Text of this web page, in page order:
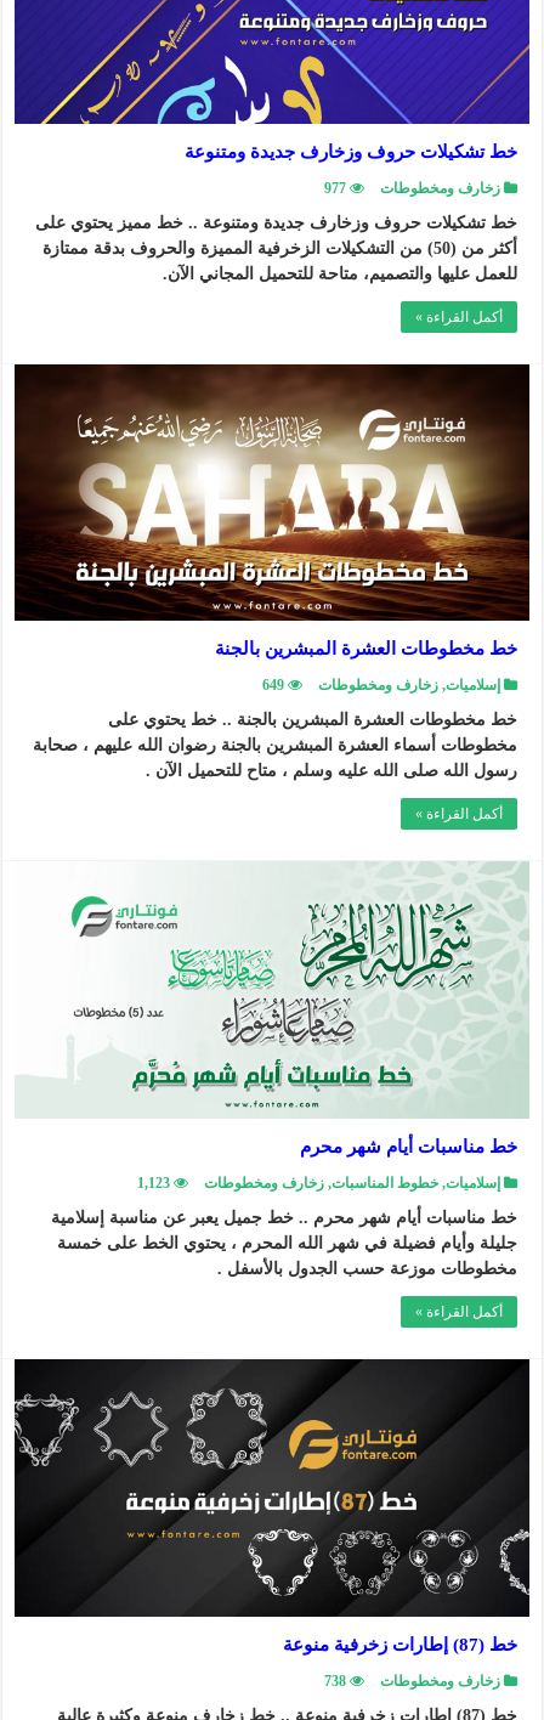
خط تشكيلات حروف وزخارف جديدة ومتنوعة
زخارف ومخطوطات 977
خط تشكيلات حروف وزخارف جديدة ومتنوعة .. خط مميز يحتوي على
أكثر من (50) من التشكيلات الزخرفية المميزة والحروف بدقة ممتازة
للعمل عليها والتصميم، متاحة للتحميل المجاني الآن.
أكمل القراءة »
خط مخطوطات العشرة المبشرين بالجنة
إسلاميات,زخارف ومخطوطات 649
خط مخطوطات العشرة المبشرين بالجنة .. خط يحتوي على
مخطوطات أسماء العشرة المبشرين بالجنة رضوان الله عليهم ، صحابة
رسول الله صلى الله عليه وسلم ، متاح للتحميل الآن .
أكمل القراءة »
خط مناسبات أيام شهر محرم
إسلاميات,خطوط المناسبات,زخارف ومخطوطات 1,123
خط مناسبات أيام شهر محرم .. خط جميل يعبر عن مناسبة إسلامية
جليلة وأيام فضيلة في شهر الله المحرم ، يحتوي الخط على خمسة
مخطوطات موزعة حسب الجدول بالأسفل .
أكمل القراءة »
خط (87) إطارات زخرفية منوعة
زخارف ومخطوطات 738
خط (87) إطارات زخرفية منوعة .. خط زخارف منوعة وكثيرة عالية